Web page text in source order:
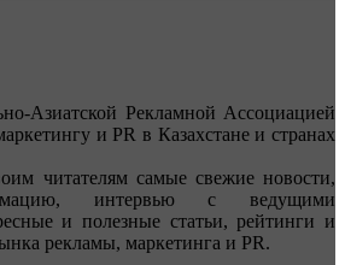
Азиатской Рекламной Ассоциацией
и PR в Казахстане и странах
читателям самые свежие новости,
интервью с ведущими
и полезные статьи, рейтинги и
рекламы, маркетинга и PR.